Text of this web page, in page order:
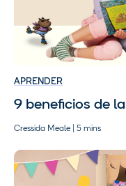
APRENDER
9 beneficios de
Cressida Meale | 5 mins